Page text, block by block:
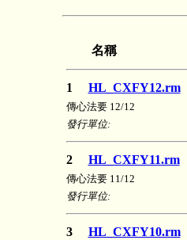
名稱
1 HL_CXFY12.rm
傳心法要 12/12
發行單位:
2 HL_CXFY11.rm
傳心法要 11/12
發行單位:
3 HL_CXFY10.rm